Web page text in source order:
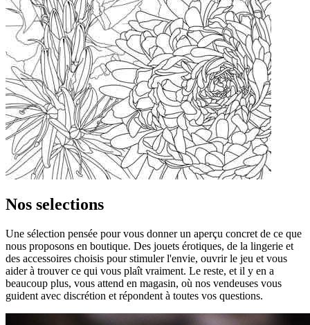
Nos selections
Une sélection pensée pour vous donner un aperçu concret de ce que
nous proposons en boutique. Des jouets érotiques, de la lingerie et
des accessoires choisis pour stimuler l'envie, ouvrir le jeu et vous
aider à trouver ce qui vous plaît vraiment. Le reste, et il y en a
beaucoup plus, vous attend en magasin, où nos vendeuses vous
guident avec discrétion et répondent à toutes vos questions.